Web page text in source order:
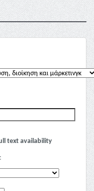
text availability